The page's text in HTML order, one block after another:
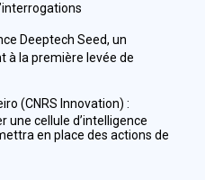
Deeptech Seed, un
à la première levée de
(CNRS Innovation) :
une cellule d’intelligence
en place des actions de